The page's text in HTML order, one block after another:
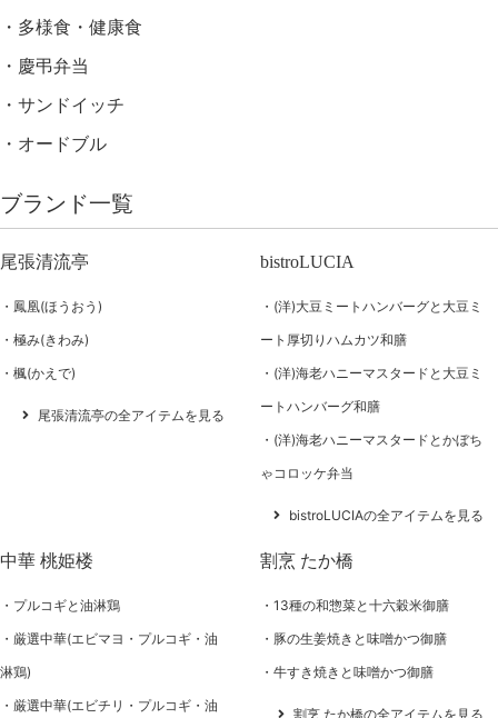
多様食・健康食
慶弔弁当
サンドイッチ
オードブル
ブランド一覧
尾張清流亭
鳳凰(ほうおう)
極み(きわみ)
楓(かえで)
尾張清流亭の全アイテムを見る
bistroLUCIA
(洋)大豆ミートハンバーグと大豆ミ
ート厚切りハムカツ和膳
(洋)海老ハニーマスタードと大豆ミ
ートハンバーグ和膳
(洋)海老ハニーマスタードとかぼち
ゃコロッケ弁当
bistroLUCIAの全アイテムを見る
中華 桃姫楼
プルコギと油淋鶏
厳選中華(エビマヨ・プルコギ・油
淋鶏)
厳選中華(エビチリ・プルコギ・油
割烹 たか橋
13種の和惣菜と十六穀米御膳
豚の生姜焼きと味噌かつ御膳
牛すき焼きと味噌かつ御膳
割烹 たか橋の全アイテムを見る